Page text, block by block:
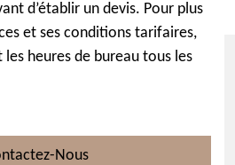
d’établir un devis. Pour plus
et ses conditions tarifaires,
heures de bureau tous les
Nous